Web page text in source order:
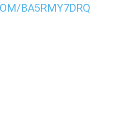
BA5RMY7DRQ